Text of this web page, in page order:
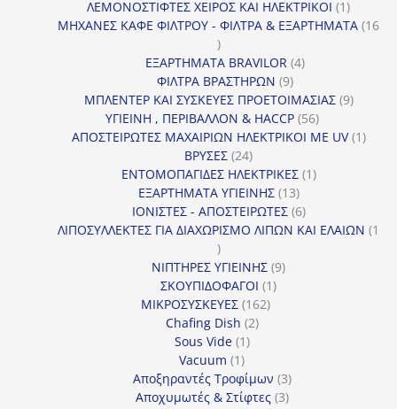
προϊόν
ΛΕΜΟΝΟΣΤΙΦΤΕΣ ΧΕΙΡΟΣ ΚΑΙ ΗΛΕΚΤΡΙΚΟΙ 11
προϊόν
ΜΗΧΑΝΕΣ ΚΑΦΕ ΦΙΛΤΡΟΥ - ΦΙΛΤΡΑ & ΕΞΑΡΤΗΜΑΤΑ 16
16
προϊόντα
ΕΞΑΡΤΗΜΑΤΑ BRAVILOR 44
ΦΙΛΤΡΑ ΒΡΑΣΤΗΡΩΝ 99
προϊόντα
ΜΠΛΕΝΤΕΡ ΚΑΙ ΣΥΣΚΕΥΕΣ ΠΡΟΕΤΟΙΜΑΣΙΑΣ 99
ΥΓΙΕΙΝΗ , ΠΕΡΙΒΑΛΛΟΝ & HACCP 5656
προϊόντα
ΑΠΟΣΤΕΙΡΩΤΕΣ ΜΑΧΑΙΡΙΩΝ ΗΛΕΚΤΡΙΚΟΙ ΜΕ UV 11
ΒΡΥΣΕΣ 2424
προϊόντα
ΕΝΤΟΜΟΠΑΓΙΔΕΣ ΗΛΕΚΤΡΙΚΕΣ 11
ΕΞΑΡΤΗΜΑΤΑ ΥΓΙΕΙΝΗΣ 1313
προϊόντα
ΙΟΝΙΣΤΕΣ - ΑΠΟΣΤΕΙΡΩΤΕΣ 66
προϊόντα
ΛΙΠΟΣΥΛΛΕΚΤΕΣ ΓΙΑ ΔΙΑΧΩΡΙΣΜΟ ΛΙΠΩΝ ΚΑΙ ΕΛΑΙΩΝ 1
1
προϊόν
ΝΙΠΤΗΡΕΣ ΥΓΙΕΙΝΗΣ 99
ΣΚΟΥΠΙΔΟΦΑΓΟΙ 11
ΜΙΚΡΟΣΥΣΚΕΥΕΣ 162162
Chafing Dish 22
Sous Vide 11
Vacuum 11
προϊόν
Αποξηραντές Τροφίμων 33
προϊόντα
Αποχυμωτές & Στίφτες 33